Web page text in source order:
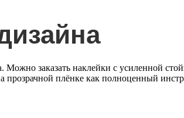
заказать наклейки с усиленной
прозрачной плёнке как полноценный